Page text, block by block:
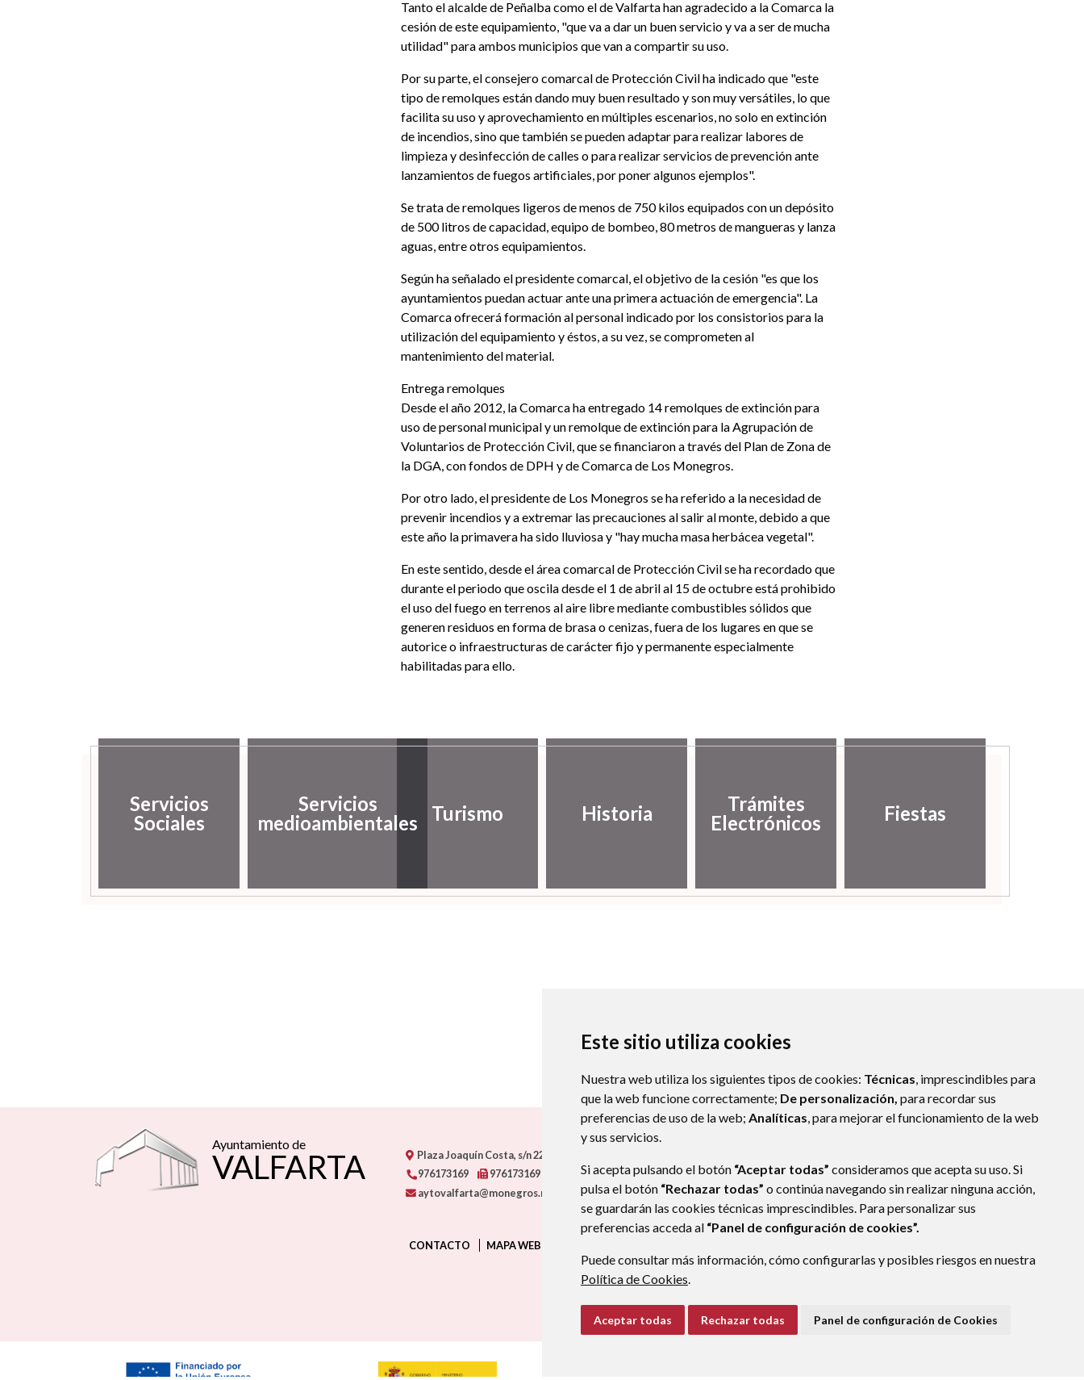
Este sitio utiliza cookies
Nuestra web utiliza los siguientes tipos de cookies: Técnicas, imprescindibles para
que la web funcione correctamente; De personalización, para recordar sus
preferencias de uso de la web; Analíticas, para mejorar el funcionamiento de la web
y sus servicios.
Si acepta pulsando el botón “Aceptar todas” consideramos que acepta su uso. Si
pulsa el botón “Rechazar todas” o continúa navegando sin realizar ninguna acción,
se guardarán las cookies técnicas imprescindibles. Para personalizar sus
preferencias acceda al “Panel de configuración de cookies”.
Puede consultar más información, cómo configurarlas y posibles riesgos en nuestra
Política de Cookies.
Aceptar todas Rechazar todas Panel de configuración de Cookies
Tanto el alcalde de Peñalba como el de Valfarta han agradecido a la Comarca la
cesión de este equipamiento, "que va a dar un buen servicio y va a ser de mucha
utilidad" para ambos municipios que van a compartir su uso.
Por su parte, el consejero comarcal de Protección Civil ha indicado que "este
tipo de remolques están dando muy buen resultado y son muy versátiles, lo que
facilita su uso y aprovechamiento en múltiples escenarios, no solo en extinción
de incendios, sino que también se pueden adaptar para realizar labores de
limpieza y desinfección de calles o para realizar servicios de prevención ante
lanzamientos de fuegos artificiales, por poner algunos ejemplos".
Se trata de remolques ligeros de menos de 750 kilos equipados con un depósito
de 500 litros de capacidad, equipo de bombeo, 80 metros de mangueras y lanza
aguas, entre otros equipamientos.
Según ha señalado el presidente comarcal, el objetivo de la cesión "es que los
ayuntamientos puedan actuar ante una primera actuación de emergencia". La
Comarca ofrecerá formación al personal indicado por los consistorios para la
utilización del equipamiento y éstos, a su vez, se comprometen al
mantenimiento del material.
Entrega remolques
Desde el año 2012, la Comarca ha entregado 14 remolques de extinción para
uso de personal municipal y un remolque de extinción para la Agrupación de
Voluntarios de Protección Civil, que se financiaron a través del Plan de Zona de
la DGA, con fondos de DPH y de Comarca de Los Monegros.
Por otro lado, el presidente de Los Monegros se ha referido a la necesidad de
prevenir incendios y a extremar las precauciones al salir al monte, debido a que
este año la primavera ha sido lluviosa y "hay mucha masa herbácea vegetal".
En este sentido, desde el área comarcal de Protección Civil se ha recordado que
durante el periodo que oscila desde el 1 de abril al 15 de octubre está prohibido
el uso del fuego en terrenos al aire libre mediante combustibles sólidos que
generen residuos en forma de brasa o cenizas, fuera de los lugares en que se
autorice o infraestructuras de carácter fijo y permanente especialmente
habilitadas para ello.
Servicios
Sociales
Servicios
medioambientales
Turismo Historia
Trámites
Electrónicos
Fiestas
Ayuntamiento de
VALFARTA Plaza Joaquín Costa, s/n22223
976173169
976173169
aytovalfarta@monegros.net
CONTACTO MAPA WEB